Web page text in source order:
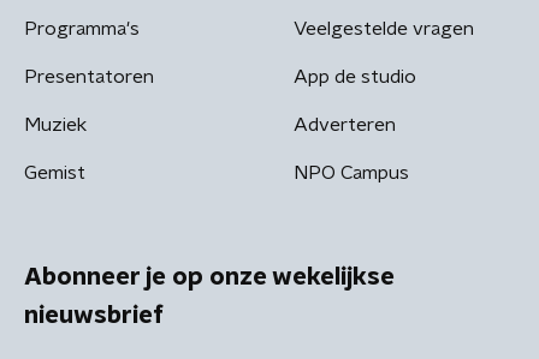
Programma's
Presentatoren
Muziek
Gemist
Veelgestelde vragen
App de studio
Adverteren
NPO Campus
Abonneer je op onze wekelijkse
nieuwsbrief